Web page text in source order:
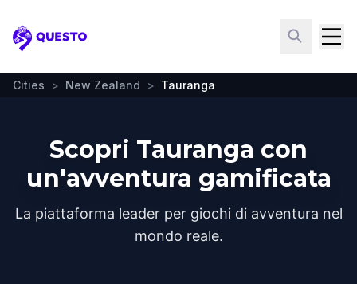
Questo
Cities > New Zealand > Tauranga
Scopri Tauranga con
un'avventura gamificata
La piattaforma leader per giochi di avventura nel
mondo reale.